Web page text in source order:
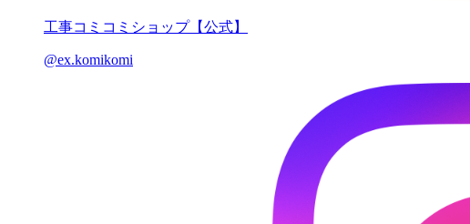
工事コミコミショップ【公式】
@ex.komikomi